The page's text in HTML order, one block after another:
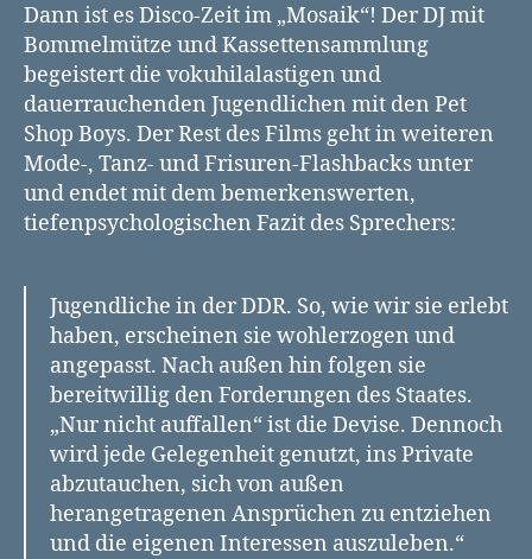
Dann ist es Disco-Zeit im „Mosaik“! Der DJ mit
Bommelmütze und Kassettensammlung
begeistert die vokuhilalastigen und
dauerrauchenden Jugendlichen mit den Pet
Shop Boys. Der Rest des Films geht in weiteren
Mode-, Tanz- und Frisuren-Flashbacks unter
und endet mit dem bemerkenswerten,
tiefenpsychologischen Fazit des Sprechers:
Jugendliche in der DDR. So, wie wir sie erlebt
haben, erscheinen sie wohlerzogen und
angepasst. Nach außen hin folgen sie
bereitwillig den Forderungen des Staates.
„Nur nicht auffallen“ ist die Devise. Dennoch
wird jede Gelegenheit genutzt, ins Private
abzutauchen, sich von außen
herangetragenen Ansprüchen zu entziehen
und die eigenen Interessen auszuleben.“